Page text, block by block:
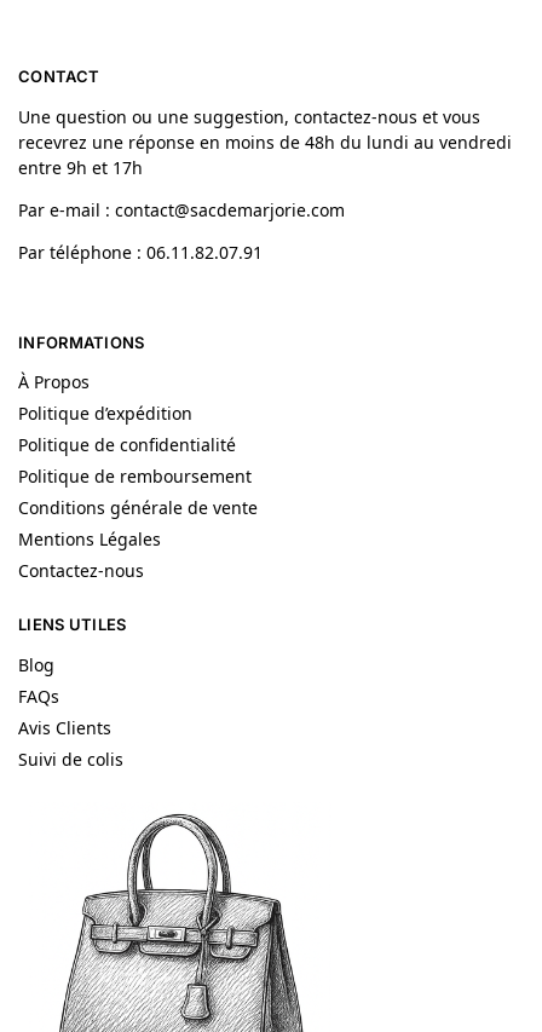
CONTACT
Une question ou une suggestion, contactez-nous et vous
recevrez une réponse en moins de 48h du lundi au vendredi
entre 9h et 17h
Par e-mail : contact@sacdemarjorie.com
Par téléphone : 06.11.82.07.91
INFORMATIONS
À Propos
Politique d’expédition
Politique de confidentialité
Politique de remboursement
Conditions générale de vente
Mentions Légales
Contactez-nous
LIENS UTILES
Blog
FAQs
Avis Clients
Suivi de colis